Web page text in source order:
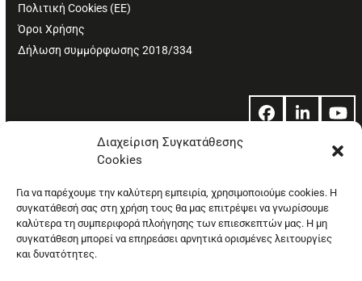
Διαχείριση Συγκατάθεσης
Cookies
Για να παρέχουμε την καλύτερη εμπειρία, χρησιμοποιούμε cookies. Η
συγκατάθεσή σας στη χρήση τους θα μας επιτρέψει να γνωρίσουμε
καλύτερα τη συμπεριφορά πλοήγησης των επιεσκεπτών μας. Η μη
συγκατάθεση μπορεί να επηρεάσει αρνητικά ορισμένες λειτουργίες
και δυνατότητες.
Πολιτική Cookies (ΕΕ)
Όροι Χρήσης
Δήλωση συμμόρφωσης 2018/334
Facebook
LinkedIn
© Copyright: Ethos Media S.A.